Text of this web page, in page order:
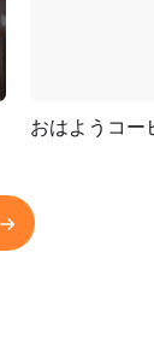
おはようコー